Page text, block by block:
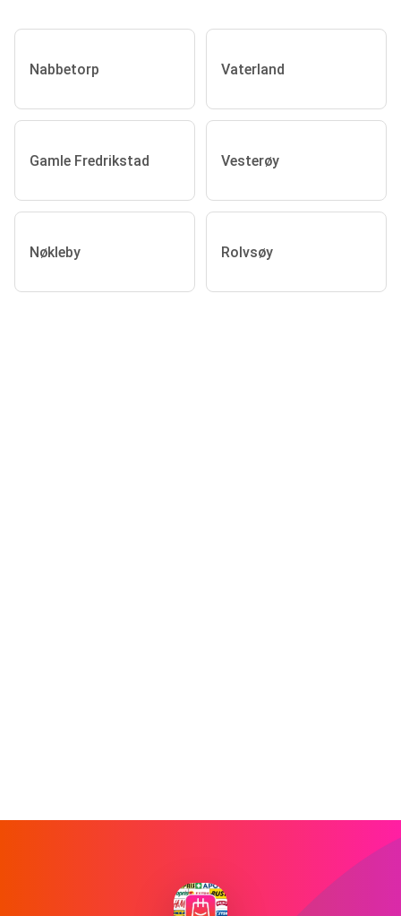
Nabbetorp Vaterland
Gamle Fredrikstad Vesterøy
Nøkleby Rolvsøy